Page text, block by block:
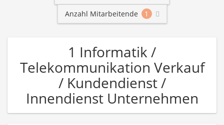
Anzahl Mitarbeitende
1
1 Informatik /
Telekommunikation Verkauf
/ Kundendienst /
Innendienst Unternehmen